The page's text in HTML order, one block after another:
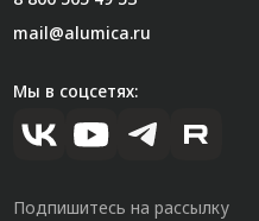
mail@alumica.ru
Мы в соцсетях:
Подпишитесь на рассылку